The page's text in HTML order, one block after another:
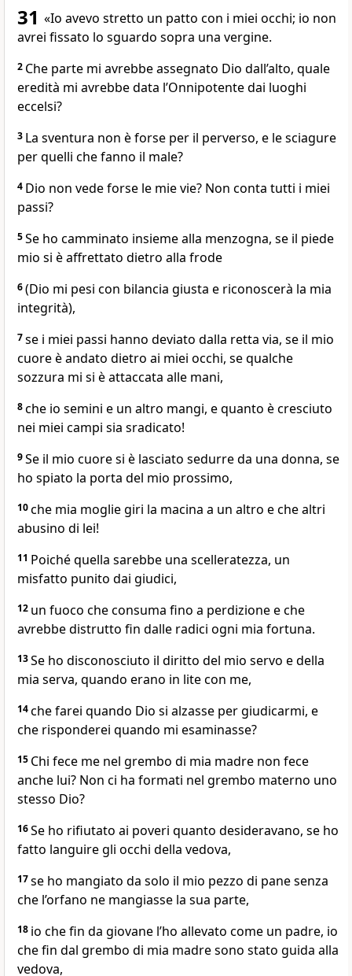
31 «Io avevo stretto un patto con i miei occhi; io non
avrei fissato lo sguardo sopra una vergine.
2 Che parte mi avrebbe assegnato Dio dall’alto, quale
eredità mi avrebbe data l’Onnipotente dai luoghi
eccelsi?
3 La sventura non è forse per il perverso, e le sciagure
per quelli che fanno il male?
4 Dio non vede forse le mie vie? Non conta tutti i miei
passi?
5Se ho camminato insieme alla menzogna, se il piede
mio si è affrettato dietro alla frode
6(Dio mi pesi con bilancia giusta e riconoscerà la mia
integrità),
7se i miei passi hanno deviato dalla retta via, se il mio
cuore è andato dietro ai miei occhi, se qualche
sozzura mi si è attaccata alle mani,
8che io semini e un altro mangi, e quanto è cresciuto
nei miei campi sia sradicato!
9Se il mio cuore si è lasciato sedurre da una donna, se
ho spiato la porta del mio prossimo,
10che mia moglie giri la macina a un altro e che altri
abusino di lei!
11 Poiché quella sarebbe una scelleratezza, un
misfatto punito dai giudici,
12 un fuoco che consuma fino a perdizione e che
avrebbe distrutto fin dalle radici ogni mia fortuna.
13Se ho disconosciuto il diritto del mio servo e della
mia serva, quando erano in lite con me,
14che farei quando Dio si alzasse per giudicarmi, e
che risponderei quando mi esaminasse?
15 Chi fece me nel grembo di mia madre non fece
anche lui? Non ci ha formati nel grembo materno uno
stesso Dio?
16Se ho rifiutato ai poveri quanto desideravano, se ho
fatto languire gli occhi della vedova,
17se ho mangiato da solo il mio pezzo di pane senza
che l’orfano ne mangiasse la sua parte,
18 io che fin da giovane l’ho allevato come un padre, io
che fin dal grembo di mia madre sono stato guida alla
vedova,